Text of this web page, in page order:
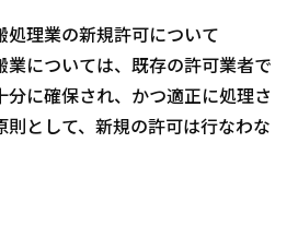
理業の新規許可について
業については、既存の許可業者で
に確保され、かつ適正に処理さ
則として、新規の許可は行なわな